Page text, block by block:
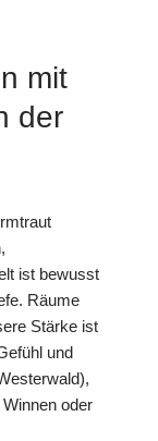
mit
der
ist bewusst
Räume
Stärke ist
und
oder